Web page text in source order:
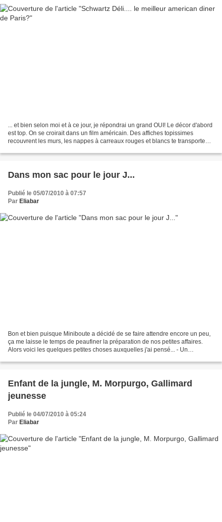
... et bien selon moi et à ce jour, je répondrai un grand OUI! Le décor d'abord
est top. On se croirait dans un film américain. Des affiches topissimes
recouvrent les murs, les nappes à carreaux rouges et blancs te transportent
Dans mon sac pour le jour J...
Publié le 05/07/2010 à 07:57
Par Eliabar
Bon et bien puisque Miniboute a décidé de se faire attendre encore un peu,
ça me laisse le temps de peaufiner la préparation de nos petites affaires.
Alors voici les quelques petites choses auxquelles j'ai pensé... - Un
Enfant de la jungle, M. Morpurgo, Gallimard
jeunesse
Publié le 04/07/2010 à 05:24
Par Eliabar